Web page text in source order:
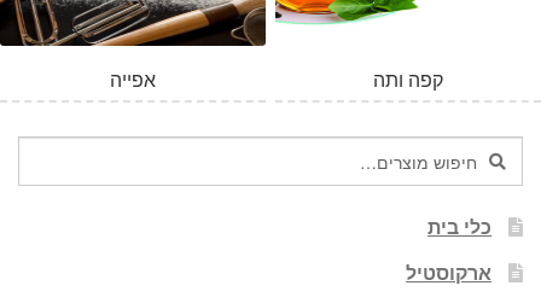
אפייה קפה ותה
חיפוש
עבור:
חיפוש
כלי בית
ארקוסטיל